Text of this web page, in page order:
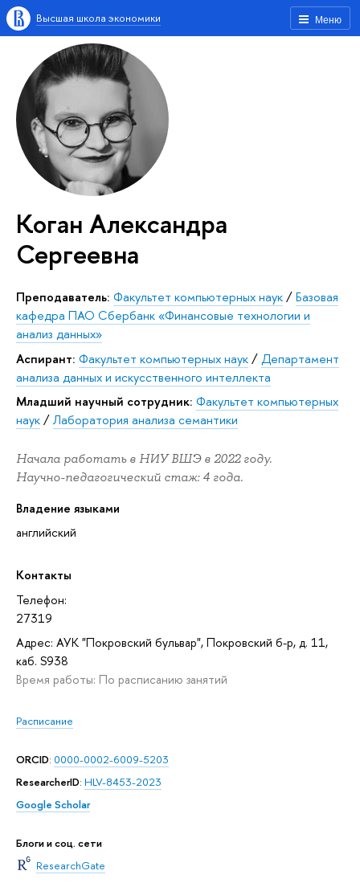
Меню
Высшая школа экономики
Коган Александра
Сергеевна
Преподаватель: Факультет компьютерных наук/Базовая
кафедра ПАО Сбербанк «Финансовые технологии и
анализ данных»
аспирант: Факультет компьютерных наук/Департамент
анализа данных и искусственного интеллекта
Младший научный сотрудник: Факультет компьютерных
наук/Лаборатория анализа семантики
Начала работать в НИУ ВШЭ в 2022 году.
Научно-педагогический стаж: 4 года.
Владение языками
английский
Контакты
Телефон:
27319
Адрес: АУК "Покровский бульвар", Покровский б-р, д. 11,
каб. S938
Время работы: По расписанию занятий
Расписание
ORCID: 0000-0002-6009-5203
ResearcherID: HLV-8453-2023
Google Scholar
Блоги и соц. сети
ResearchGate